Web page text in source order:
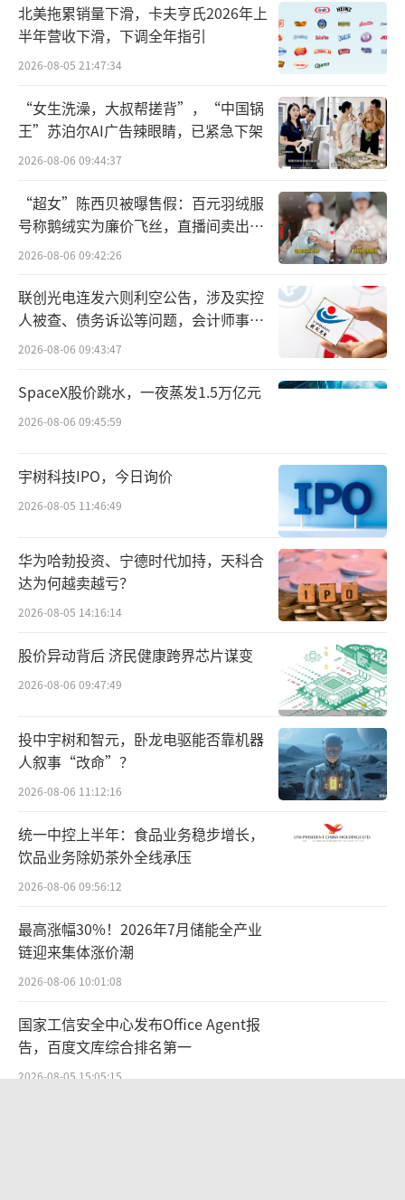
鳌头财经了解到，宇树科技的客户中包含
个人、科技公司、工厂、高校等不同主
体。“这实际上也反映了具身智能总体的市场
需求量并不高，相关企业想要盈利需要抓住各
个领域的客群。”行业观察人士向鳌头财经分
析道，“‘工业——商用——C端’是目前行业
内认可度较高的具身智能商业化路径，但大规
模应用仍需要解决成本和技术的问题。”
王兴兴曾表示，宇树科技与某新能源厂商
工厂的合作“还是处于试点阶段，还没有到真
正的商业闭环。”
智元机器人：更加关注“智能” 接连推出
具身智能大模型
宇树对于商业化的重视或许与其成立早期
融资困难的情况相关，相比之下，由“稚晖
君”创立的智元机器人可谓“含着金汤勺出
生”。
天眼查显示，智元机器人成立至今两年多
的时间里，已经进行了9轮融资，最近的一次则
是今年5月份由京东科技领投的B+轮融资，这也
是今年智元机器人进行的第二轮融资，两轮融
资过后，智元机器人的估值来到了150亿元。
“不缺钱”的智元机器人在技术路线上和
宇树科技并不一致，其走的是“人形机器人+具
机器人发布了首个通用具身基座大模型启元大
模型；5月份，智元机器人又发布了具身世界模
测基准EWMBench。
在外界看来，相较于发布新的机器人产
义。“大模型有助于加强具身智能硬件对外界
的认知、感受和推理，同时也能帮助降低相关
北美拖累销量下滑，卡夫亨氏2026年上
半年营收下滑，下调全年指引
2026-08-05 21:47:34
“女生洗澡，大叔帮搓背”，“中国锅
王”苏泊尔AI广告辣眼睛，已紧急下架
2026-08-06 09:44:37
“超女”陈西贝被曝售假：百元羽绒服
号称鹅绒实为廉价飞丝，直播间卖出超
百万元
2026-08-06 09:42:26
联创光电连发六则利空公告，涉及实控
人被查、债务诉讼等问题，会计师事务
所曾出具“保留意见”
2026-08-06 09:43:47
SpaceX股价跳水，一夜蒸发1.5万亿元
2026-08-06 09:45:59
宇树科技IPO，今日询价
2026-08-05 11:46:49
华为哈勃投资、宁德时代加持，天科合
达为何越卖越亏？
2026-08-05 14:16:14
股价异动背后 济民健康跨界芯片谋变
2026-08-06 09:47:49
投中宇树和智元，卧龙电驱能否靠机器
人叙事“改命”？
2026-08-06 11:12:16
统一中控上半年：食品业务稳步增长，
饮品业务除奶茶外全线承压
2026-08-06 09:56:12
最高涨幅30%！2026年7月储能全产业
链迎来集体涨价潮
2026-08-06 10:01:08
国家工信安全中心发布Office Agent报
告，百度文库综合排名第一
2026-08-05 15:05:15